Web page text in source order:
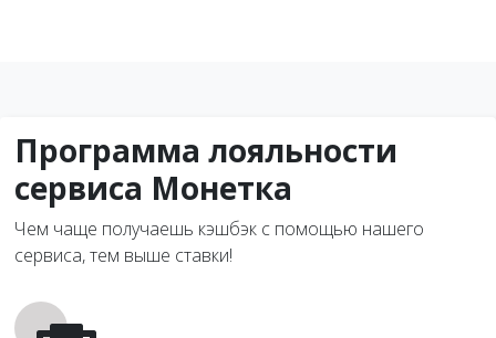
Программа лояльности
сервиса Монетка
Чем чаще получаешь кэшбэк с помощью нашего
сервиса, тем выше ставки!